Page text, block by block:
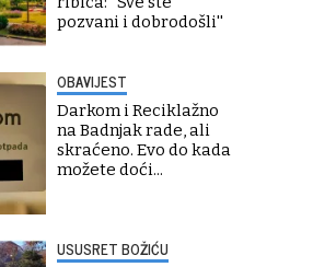
pozvani i dobrodošli''
OBAVIJEST
Darkom i Reciklažno
na Badnjak rade, ali
skraćeno. Evo do kada
možete doći...
USUSRET BOŽIĆU